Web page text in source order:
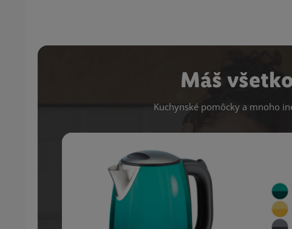
Máš
Kuchynské pomôcky a mnoho